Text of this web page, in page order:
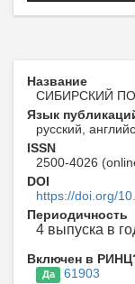
Название
СИБИРСКИЙ
Язык
русский,
ISSN
2500-4026
DOI
https://doi.org/
Периодичность
4 выпуска в
Включен в
Да
61903